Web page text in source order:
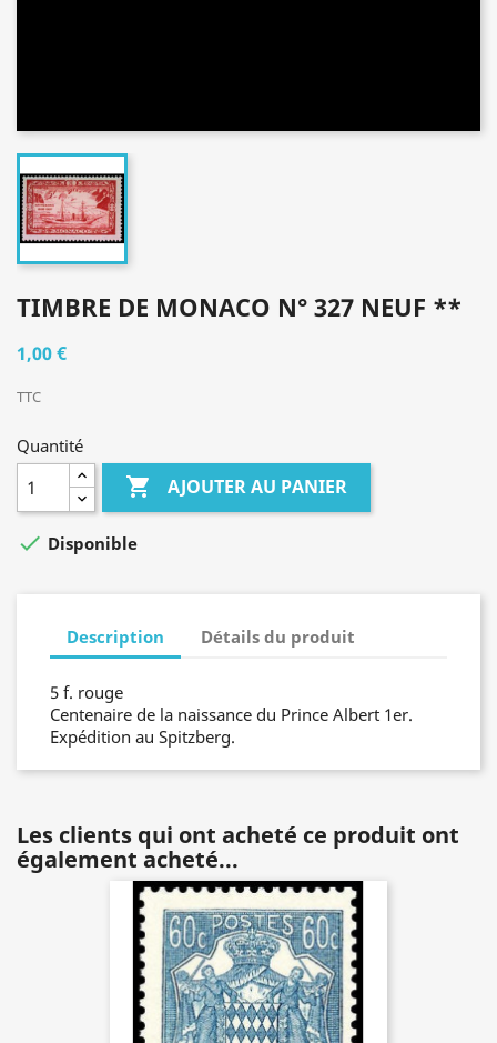
TIMBRE DE MONACO N° 327 NEUF **
1,00 €
TTC
Quantité
 AJOUTER AU PANIER
 Disponible
Description Détails du produit
5 f. rouge
Centenaire de la naissance du Prince Albert 1er.
Expédition au Spitzberg.
Les clients qui ont acheté ce produit ont
également acheté...